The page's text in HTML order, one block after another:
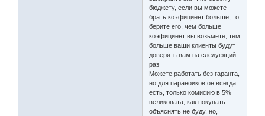
бюджету, если вы можете
брать коэфициент больше, то
берите его, чем больше
коэфициент вы возьмете, тем
больше ваши клиенты будут
доверять вам на следующий
раз
Можете работать без гаранта,
но для параноиков он всегда
есть, только комисию в 5%
великовата, как покупать
объяснять не буду, но,